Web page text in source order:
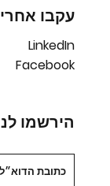
עקבו
LinkedIn
Facebook
הירשמו